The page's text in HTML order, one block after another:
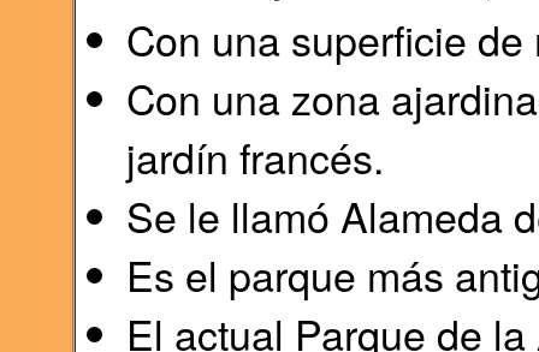
Con una superficie
Con una zona
jardín francés.
Se le llamó Alameda
Es el parque más
El actual Parque de